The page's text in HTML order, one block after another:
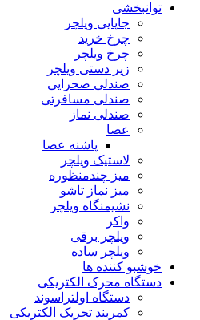
توانبخشی
جاپایی ویلچر
چرخ خرید
چرخ ویلچر
زیر دستی ویلچر
صندلی صحرایی
صندلی مسافرتی
صندلی نماز
عصا
پاشنه عصا
لاستیک ویلچر
میز چندمنظوره
میز نماز تاشو
نشیمنگاه ویلچر
واکر
ویلچر برقی
ویلچر ساده
خوشبو کننده ها
دستگاه محرک الکتریکی
دستگاه اولتراسوند
کمربند تحریک الکتریکی